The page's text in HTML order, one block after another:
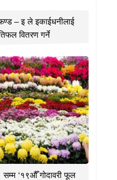
– इ ले इकाईधनीलाई
वितरण गर्ने
‘१९औँ गोदावरी फूल